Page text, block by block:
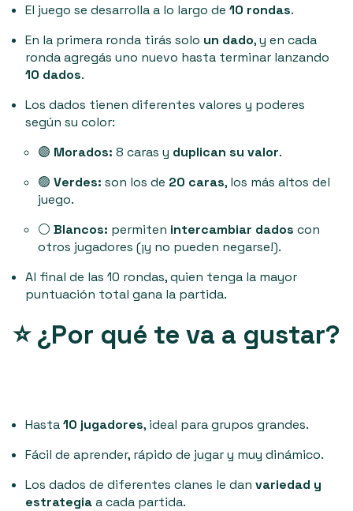
El juego se desarrolla a lo largo de 10 rondas.
En la primera ronda tirás solo un dado, y en cada
ronda agregás uno nuevo hasta terminar lanzando
10 dados.
Los dados tienen diferentes valores y poderes
según su color:
🟣 Morados: 8 caras y duplican su valor.
🟢 Verdes: son los de 20 caras, los más altos del
juego.
⚪ Blancos: permiten intercambiar dados con
otros jugadores (¡y no pueden negarse!).
Al final de las 10 rondas, quien tenga la mayor
puntuación total gana la partida.
⭐ ¿Por qué te va a gustar?
Hasta10 jugadores, ideal para grupos grandes.
Fácil de aprender, rápido de jugar y muy dinámico.
Los dados de diferentes clanes le dan variedad y
estrategiaa cada partida.